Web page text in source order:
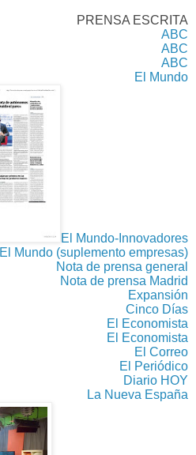
PRENSA ESCRITA
ABC
ABC
ABC
El Mundo
El Mundo-Innovadores
El Mundo (suplemento empresas)
Nota de prensa general
Nota de prensa Madrid
Expansión
Cinco Días
El Economista
El Economista
El Correo
El Periódico
Diario HOY
La Nueva España